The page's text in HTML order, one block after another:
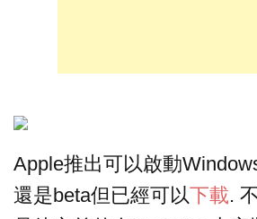
Apple推出可以啟動
還是beta但已經可以下載.